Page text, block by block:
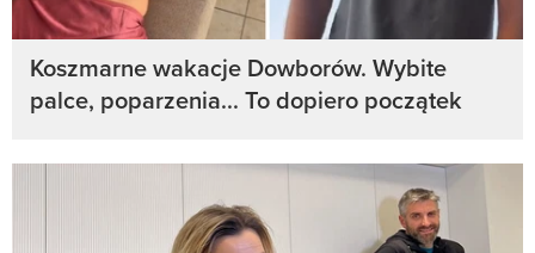
Koszmarne wakacje Dowborów. Wybite
palce, poparzenia... To dopiero początek